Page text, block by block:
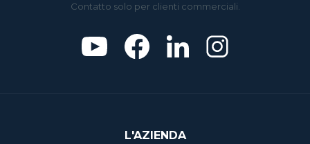
Contatto solo per clienti commerciali.
L'AZIENDA